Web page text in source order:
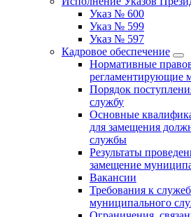
Указ № 600
Указ № 599
Указ № 597
Кадровое обеспечение
Нормативные
регламентирующие
Порядок
службу
Основные
для замещения
службы
Результаты
замещение
Вакансии
Требования к
муниципального